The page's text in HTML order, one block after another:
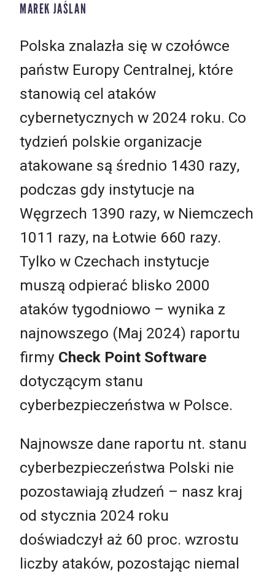
MAREK JAŚLAN
Polska znalazła się w czołówce
państw Europy Centralnej, które
stanowią cel ataków
cybernetycznych w 2024 roku. Co
tydzień polskie organizacje
atakowane są średnio 1430 razy,
podczas gdy instytucje na
Węgrzech 1390 razy, w Niemczech
1011 razy, na Łotwie 660 razy.
Tylko w Czechach instytucje
muszą odpierać blisko 2000
ataków tygodniowo – wynika z
najnowszego (Maj 2024) raportu
firmy Check Point Software
dotyczącym stanu
cyberbezpieczeństwa w Polsce.
Najnowsze dane raportu nt. stanu
cyberbezpieczeństwa Polski nie
pozostawiają złudzeń – nasz kraj
od stycznia 2024 roku
doświadczył aż 60 proc. wzrostu
liczby ataków, pozostając niemal